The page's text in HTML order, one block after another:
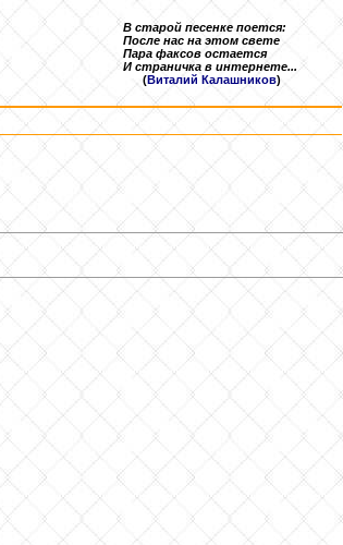
В старой песенке поется:
После нас на этом свете
Пара факсов остается
И страничка в интернете...
(Виталий Калашников)